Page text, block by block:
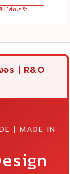
นบน 1 ช่อง
price
was:
บใส่ตะกร้า
ร | R&O
| MADE IN